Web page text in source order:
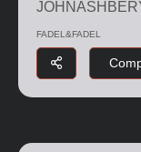
FADEL&FADEL